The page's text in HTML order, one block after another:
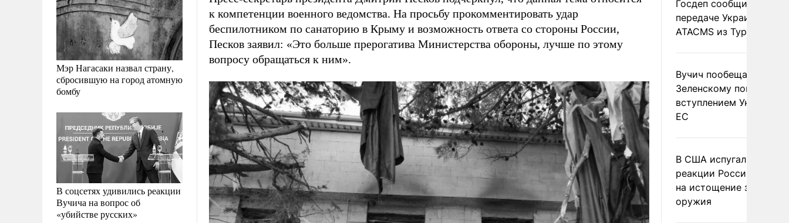
Мэр Нагасаки назвал страну,
сбросившую на город атомную
бомбу
В соцсетях удивились реакции
Вучича на вопрос об
«убийстве русских»
к компетенции военного ведомства. На просьбу прокомментировать удар
беспилотником по санаторию в Крыму и возможность ответа со стороны России,
Песков заявил: «Это больше прерогатива Министерства обороны, лучше по этому
вопросу обращаться к ним».
Госдеп сообщил о
передаче Украине
ATACMS из Турции
Вучич пообещал
Зеленскому помочь со
вступлением Украины в
ЕС
В США испугались
реакции России и
на истощение запасов
оружия